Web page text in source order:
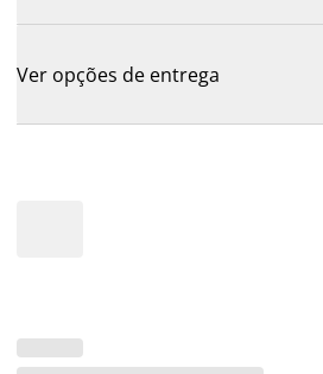
Ver opções de entrega